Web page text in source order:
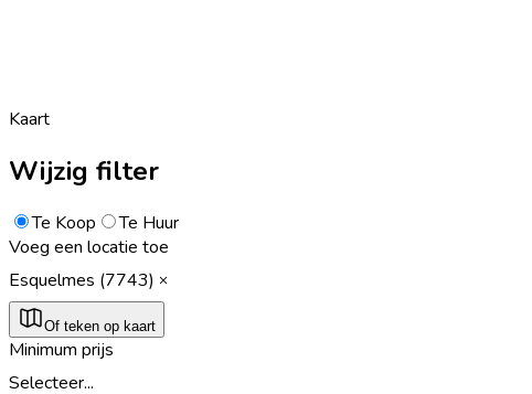
Kaart
Wijzig filter
Te Koop
Te Huur
Voeg een locatie toe
Esquelmes (7743)
Of teken op kaart
Minimum prijs
Selecteer...